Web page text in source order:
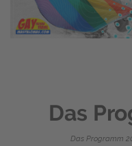
Das
Das Programm